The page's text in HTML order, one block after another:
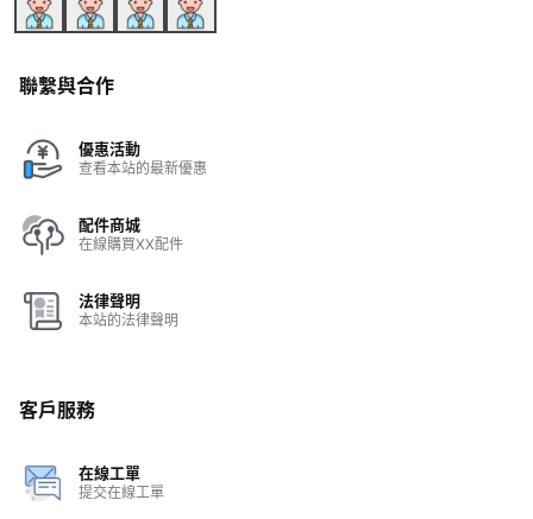
聯繫與合作
優惠活動
查看本站的最新優惠
配件商城
在線購買XX配件
法律聲明
本站的法律聲明
客戶服務
在線工單
提交在線工單